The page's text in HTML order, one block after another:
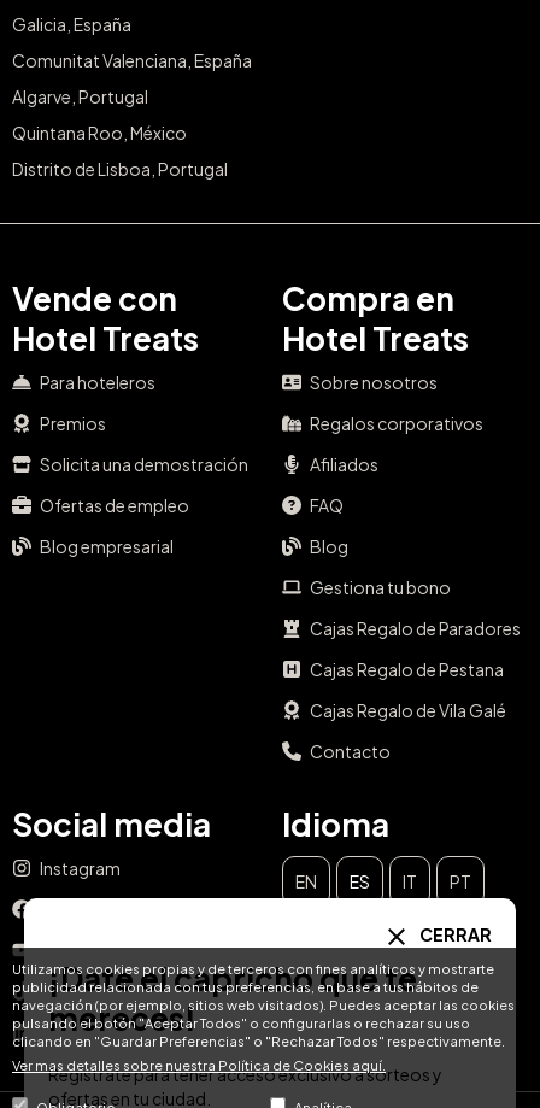
Utilizamos cookies propias y de terceros con fines analíticos y mostrarte
publicidad relacionada con tus preferencias, en base a tus hábitos de
navegación (por ejemplo, sitios web visitados). Puedes aceptar las cookies
pulsando el botón "Aceptar Todos" o configurarlas o rechazar su uso
clicando en "Guardar Preferencias" o "Rechazar Todos" respectivamente.
Ver mas detalles sobre nuestra Política de Cookies aquí.
Galicia, España
Comunitat Valenciana, España
Algarve, Portugal
Quintana Roo, México
Distrito de Lisboa, Portugal
Vende con
Hotel Treats
Para hoteleros
Premios
Solicita una demostración
Ofertas de empleo
Blog empresarial
Compra en
Hotel Treats
Sobre nosotros
Regalos corporativos
Afiliados
FAQ
Blog
Gestiona tu bono
Cajas Regalo de Paradores
Cajas Regalo de Pestana
Cajas Regalo de Vila Galé
Contacto
Social media
Instagram
YouTube
TikTok
LinkedIn
Idioma
EN ES IT PT
NLCERRAR
¡Date el capricho que te
mereces!
Regístrate para tener acceso exclusivo a sorteos y
ofertas en tu ciudad.